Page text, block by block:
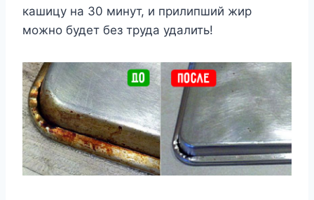
кашицу на 30 минут, и прилипший жир
можно будет без труда удалить!